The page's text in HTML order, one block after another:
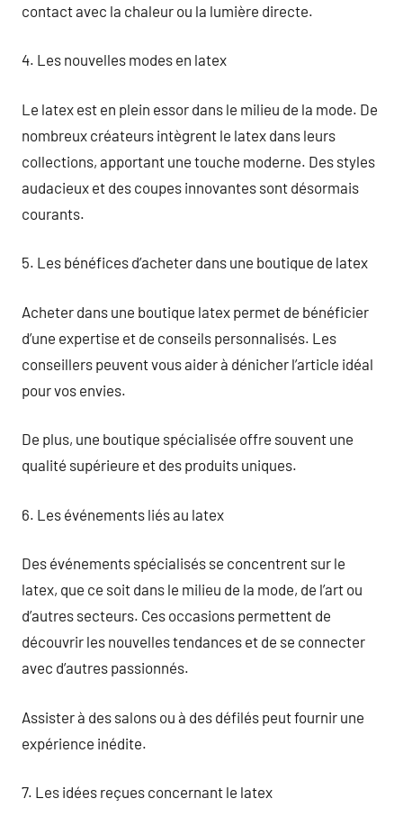
contact avec la chaleur ou la lumière directe.
4. Les nouvelles modes en latex
Le latex est en plein essor dans le milieu de la mode. De
nombreux créateurs intègrent le latex dans leurs
collections, apportant une touche moderne. Des styles
audacieux et des coupes innovantes sont désormais
courants.
5. Les bénéfices d’acheter dans une boutique de latex
Acheter dans une boutique latex permet de bénéficier
d’une expertise et de conseils personnalisés. Les
conseillers peuvent vous aider à dénicher l’article idéal
pour vos envies.
De plus, une boutique spécialisée offre souvent une
qualité supérieure et des produits uniques.
6. Les événements liés au latex
Des événements spécialisés se concentrent sur le
latex, que ce soit dans le milieu de la mode, de l’art ou
d’autres secteurs. Ces occasions permettent de
découvrir les nouvelles tendances et de se connecter
avec d’autres passionnés.
Assister à des salons ou à des défilés peut fournir une
expérience inédite.
7. Les idées reçues concernant le latex